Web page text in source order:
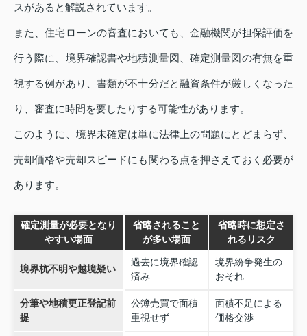
スがあると解説されています。
また、住宅ローンの審査においても、金融機関が担保評価を
行う際に、境界確認書や地積測量図、確定測量図の有無を重
視する例があり、書類が不十分だと融資条件が厳しくなった
り、審査に時間を要したりする可能性があります。
このように、境界未確定は単に法律上の問題にとどまらず、
売却価格や売却スピードにも関わる点を押さえておく必要が
あります。
確定測量が必要となり
やすい場面
省略されること
が多い場面
省略時に想定さ
れるリスク
境界杭不明や越境疑い
過去に境界確認
済み
境界紛争発生の
おそれ
分筆や地積更正登記前
提
公簿売買で面積
重視せず
面積不足による
価格交渉